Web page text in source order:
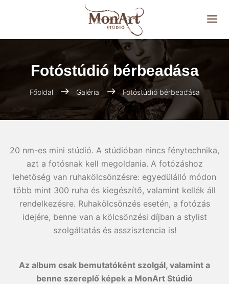
Fotóstúdió bérbeadása
Főoldal Galéria Fotóstúdió bérbeadása
20 nm-es mini stúdió. A stúdióban nincs fénytechnika,
azt a fotósnak kell megoldania. A fotózáshoz
lehetőség van ruhakölcsönzésre: egyedülálló módon
több mint 300 ruha és kiegészítő, valamint kellék áll
rendelkezésre. Ruhakölcsönzés esetén, a fotózás
idejére, benne van a kölcsönzési díjban a stylist
szolgáltatás és asszisztencia is!
Az album csak bemutatóként szolgál, valamint a
benne szereplő képek a MonArt Stúdió